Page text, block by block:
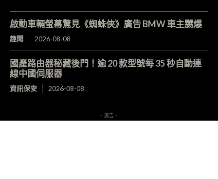
啟動車輛螢幕驚見《蜘蛛俠》廣告 BMW 車主嬲爆
趣聞 2026-08-08
國產路由器秘藏後門！逾 20 款型號每 35 秒自動連
線中國伺服器
資訊保安 2026-08-08
- 廣告 -